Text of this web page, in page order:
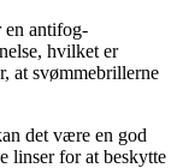
en antifog-
hvilket er
at svømmebrillerne
det være en god
linser for at beskytte